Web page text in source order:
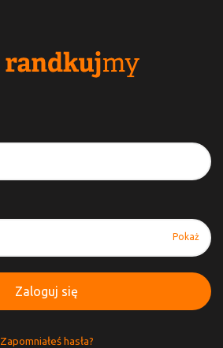
Pokaż
Zaloguj się
Zapomniałeś hasła?